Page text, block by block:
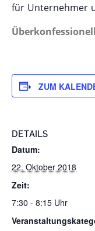
für Unternehmer
ZUM
DETAILS
Datum:
22. Oktober 2018
Zeit:
7:30 - 8:15 Uhr